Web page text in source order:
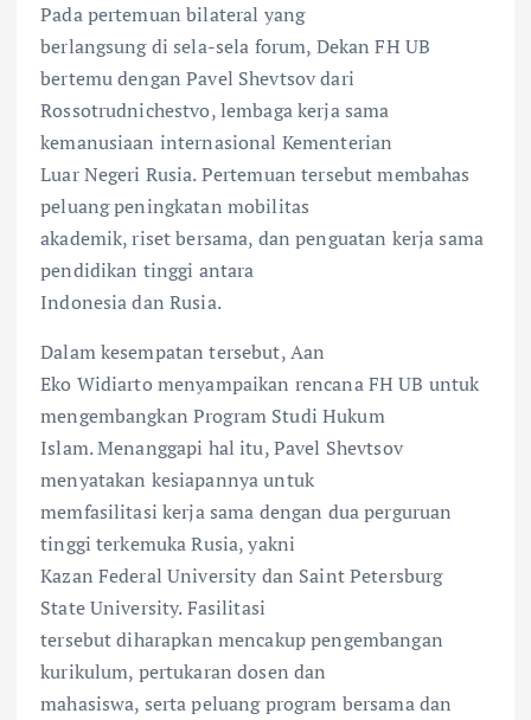
Pada pertemuan bilateral yang
berlangsung di sela-sela forum, Dekan FH UB
bertemu dengan Pavel Shevtsov dari
Rossotrudnichestvo, lembaga kerja sama
kemanusiaan internasional Kementerian
Luar Negeri Rusia. Pertemuan tersebut membahas
peluang peningkatan mobilitas
akademik, riset bersama, dan penguatan kerja sama
pendidikan tinggi antara
Indonesia dan Rusia.
Dalam kesempatan tersebut, Aan
Eko Widiarto menyampaikan rencana FH UB untuk
mengembangkan Program Studi Hukum
Islam. Menanggapi hal itu, Pavel Shevtsov
menyatakan kesiapannya untuk
memfasilitasi kerja sama dengan dua perguruan
tinggi terkemuka Rusia, yakni
Kazan Federal University dan Saint Petersburg
State University. Fasilitasi
tersebut diharapkan mencakup pengembangan
kurikulum, pertukaran dosen dan
mahasiswa, serta peluang program bersama dan